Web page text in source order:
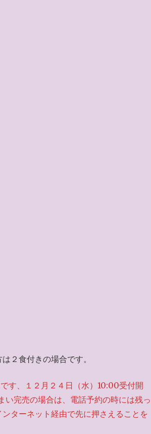
２食付きの場合です。
す、１２月２４日（水）10:00受付開
い完売の場合は、電話予約の時には残っ
ターネット経由で先に押さえることを